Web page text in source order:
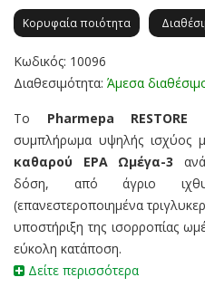
Κορυφαία ποιότητα
Κωδικός: 10096
Διαθεσιμότητα: Άμεσα
Το Pharmepa RESTORE
συμπλήρωμα υψηλής ισχύος
καθαρού EPA
Ωμέγα-3
δόση, από άγριο
(επανεστεροποιημένα
υποστήριξη της ισορροπίας
εύκολη κατάποση.
Δείτε περισσότερα